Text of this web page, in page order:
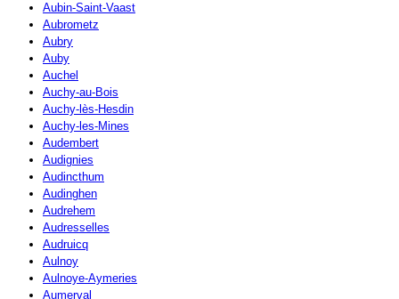
Aubin-Saint-Vaast
Aubrometz
Aubry
Auby
Auchel
Auchy-au-Bois
Auchy-lès-Hesdin
Auchy-les-Mines
Audembert
Audignies
Audincthum
Audinghen
Audrehem
Audresselles
Audruicq
Aulnoy
Aulnoye-Aymeries
Aumerval